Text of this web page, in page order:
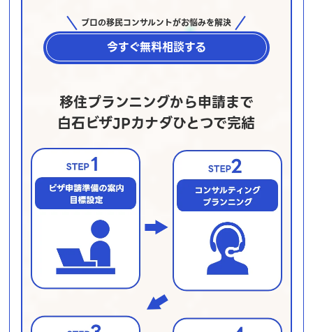
プロの移民コンサルントがお悩みを解決
今すぐ無料相談する
移住プランニングから申請まで
白石ビザJPカナダひとつで完結